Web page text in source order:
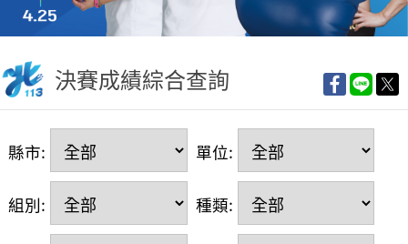
決賽成績綜合查詢
縣市: 單位:
組別: 種類: